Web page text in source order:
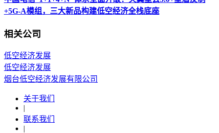
+5G-A模组，三大新品构建低空经济全栈底座
相关公司
低空经济发展
低空经济发展
烟台低空经济发展有限公司
关于我们
|
联系我们
|